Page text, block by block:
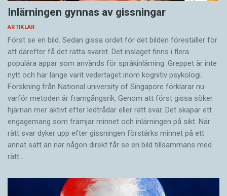
Inlärningen gynnas av gissningar
ARTIKLAR
Först se en bild. Sedan gissa ordet för det bilden föreställer för
att därefter få det rätta svaret. Det inslaget finns i flera
populära appar som används för språkinlärning. Greppet är inte
nytt och har länge varit vedertaget inom kognitiv psykologi.
Forskning från National university of Singa­pore förklarar nu
varför metoden är framgångsrik. Genom att först gissa ­söker
hjärnan mer aktivt ­efter ledtrådar eller rätt svar. Det skapar ett
engagemang som främjar minnet och inlärningen på sikt. När
rätt svar dyker upp efter gissningen förstärks minnet på ett
annat sätt än när någon direkt får se en bild tillsammans med
rätt…